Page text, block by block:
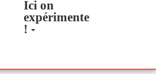
Ici on
expérimente
!